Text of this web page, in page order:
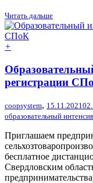
Читать дальше
+
регистрации
coopsystem, 15.11.2021
образовательный интенсив
Приглашаем
бесплатное
Свердловским